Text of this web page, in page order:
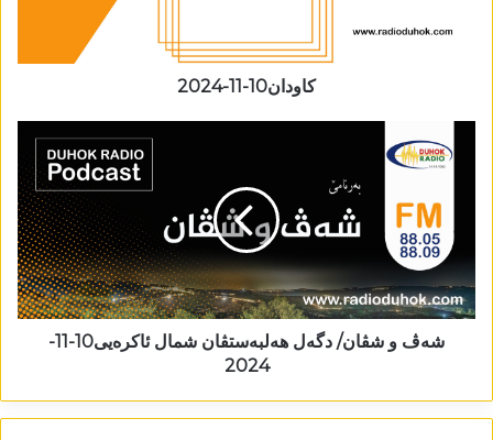
کاودان10-11-2024
شەڤ و شڤان/ دگەل ھەلبەستڤان شمال ئاکرەیی10-11-
2024